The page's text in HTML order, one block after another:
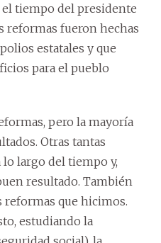
tiempo del presidente
reformas fueron hechas
estatales y que
para el pueblo
pero la mayoría
Otras tantas
largo del tiempo y,
resultado. También
reformas que hicimos.
estudiando la